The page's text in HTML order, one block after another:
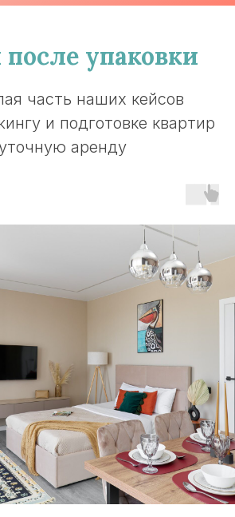
упаковки
часть наших кейсов
и подготовке квартир
аренду